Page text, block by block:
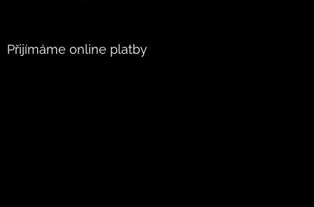
Přijímáme online platby